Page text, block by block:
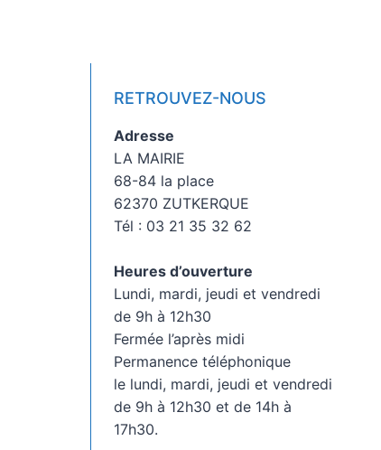
RETROUVEZ-NOUS
Adresse
LA MAIRIE
68-84 la place
62370 ZUTKERQUE
Tél : 03 21 35 32 62
Heures d’ouverture
Lundi, mardi, jeudi et vendredi
de 9h à 12h30
Fermée l’après midi
Permanence téléphonique
le lundi, mardi, jeudi et vendredi
de 9h à 12h30 et de 14h à
17h30.